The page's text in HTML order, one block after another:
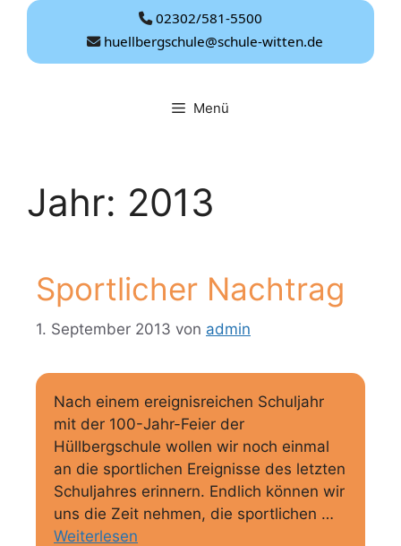
Zum
springen
02302/581-5500
huellbergschule@schule-witten.de
Menü
Jahr: 2013
Sportlicher Nachtrag
1. September 2013 von admin
Nach einem ereignisreichen Schuljahr
mit der 100-Jahr-Feier der
Hüllbergschule wollen wir noch einmal
an die sportlichen Ereignisse des letzten
Schuljahres erinnern. Endlich können wir
uns die Zeit nehmen, die sportlichen …
Weiterlesen